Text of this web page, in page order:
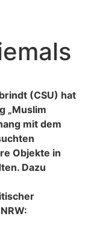
(CSU) hat
„Muslim
mit dem
Objekte in
Dazu